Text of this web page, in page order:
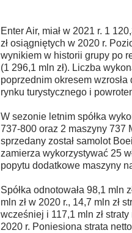
Enter Air, miał w 2021 r. 1
zł osiągniętych w 2020 r.
wynikiem w historii grupy po
(1 296,1 mln zł). Liczba
poprzednim okresem
rynku turystycznego i
W sezonie letnim spółka
737-800 oraz 2 maszyny 737
sprzedany został samolot
zamierza wykorzystywać 25
popytu dodatkowe maszyny
Spółka odnotowała 98,1 mln
mln zł w 2020 r., 14,7 mln zł
wcześniej i 117,1 mln zł
2020 r. Poniesiona strata